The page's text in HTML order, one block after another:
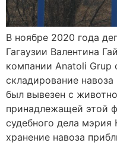
В ноябре 2020 года
Гагаузии Валентина
компании Anatoli Grup
складирование
был вывезен с
принадлежащей этой
судебного дела мэрия
хранение навоза